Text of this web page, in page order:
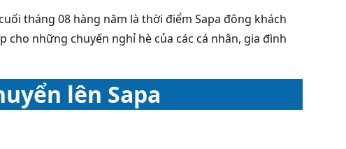
tháng 08 hàng năm là thời điểm Sapa đông khách
những chuyến nghỉ hè của các cá nhân, gia đình
lên Sapa